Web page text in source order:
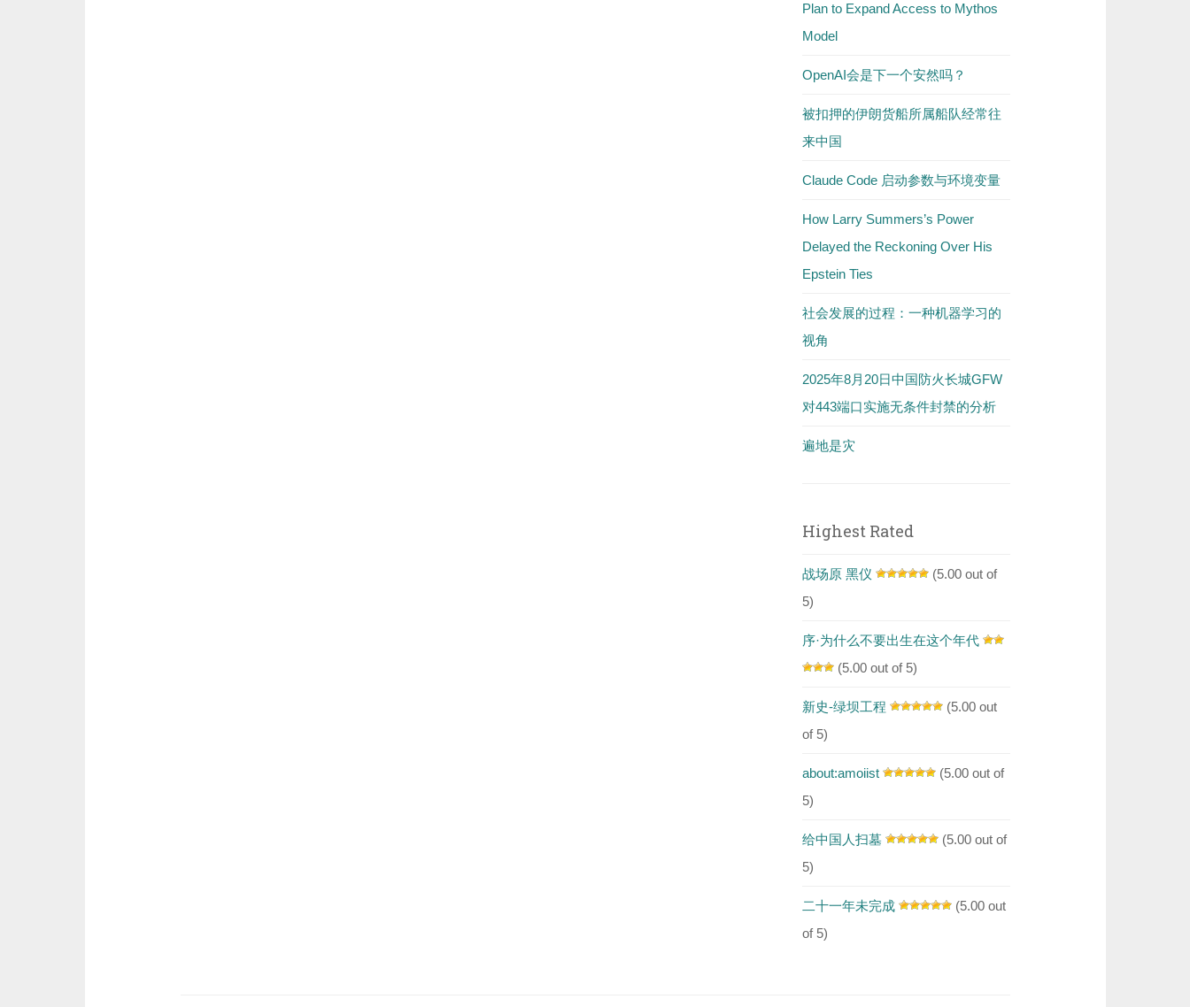
Plan to Expand Access to Mythos
Model
OpenAI会是下一个安然吗？
被扣押的伊朗货船所属船队经常往
来中国
Claude Code 启动参数与环境变量
How Larry Summers’s Power
Delayed the Reckoning Over His
Epstein Ties
社会发展的过程：一种机器学习的
视角
2025年8月20日中国防火长城GFW
对443端口实施无条件封禁的分析
遍地是灾
Highest Rated
战场原 黑仪
(5.00 out of
5)
序·为什么不要出生在这个年代
(5.00 out of 5)
新史-绿坝工程
(5.00 out
of 5)
about:amoiist
(5.00 out of
5)
给中国人扫墓
(5.00 out of
5)
二十一年未完成
(5.00 out
of 5)